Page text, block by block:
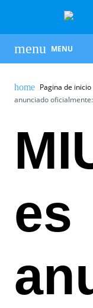
MENU
Pagina de inicio
anunciado
es